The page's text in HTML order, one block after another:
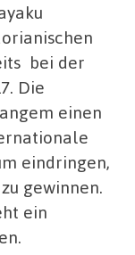
bei der
Die
einen
eindringen,
gewinnen.
ein